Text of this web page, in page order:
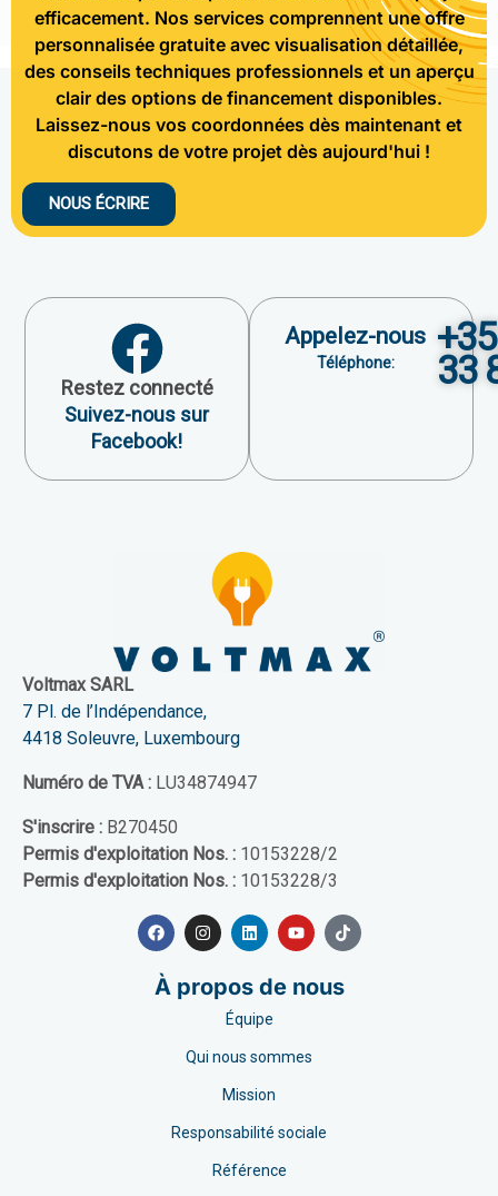
efficacement. Nos services comprennent une offre
personnalisée gratuite avec visualisation détaillée,
des conseils techniques professionnels et un aperçu
clair des options de financement disponibles.
Laissez-nous vos coordonnées dès maintenant et
discutons de votre projet dès aujourd'hui !
NOUS ÉCRIRE
Restez connecté
Suivez-nous sur
Facebook!
Appelez-nous
Téléphone: 33
Voltmax SARL
7 Pl. de l’Indépendance,
4418 Soleuvre, Luxembourg
Numéro de TVA : LU34874947
S'inscrire : B270450
Permis d'exploitation Nos. : 10153228/2
Permis d'exploitation Nos. : 10153228/3
À propos de nous
Équipe
Qui nous sommes
Mission
Responsabilité sociale
Référence